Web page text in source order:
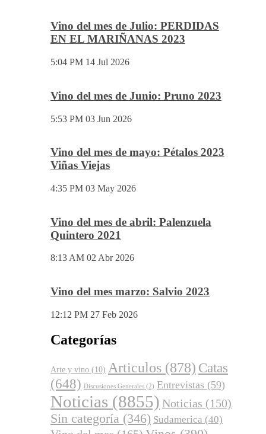
Vino del mes de Julio: PERDIDAS
EN EL MARIÑANAS 2023
5:04 PM 14 Jul 2026
Vino del mes de Junio: Pruno 2023
5:53 PM 03 Jun 2026
Vino del mes de mayo: Pétalos 2023
Viñas Viejas
4:35 PM 03 May 2026
Vino del mes de abril: Palenzuela
Quintero 2021
8:13 AM 02 Abr 2026
Vino del mes marzo: Salvio 2023
12:12 PM 27 Feb 2026
Categorías
Arte y vino (10) Articulos (878) Catas
(648) Discusiones Generales (2) Entrevistas (59)
Noticias (8855) Noticias (150)
Sin categoría (346) Sudamerica (40)